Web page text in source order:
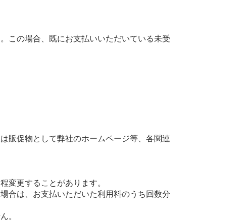
この場合、既にお支払いいただいている未受
販促物として弊社のホームページ等、各関連
変更することがあります。
合は、お支払いただいた利用料のうち回数分
。